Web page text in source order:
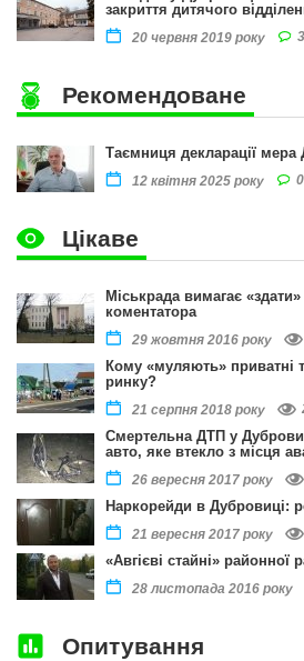
закриття дитячого
20 червня 2019 року 3
Рекомендоване
Таємниця декларації мера
12 квітня 2025 року 0
Цікаве
Міськрада вимагає
коментатора
29 жовтня 2016 року
Кому «муляють» приватні
ринку?
21 серпня 2018 року
Смертельна ДТП у
авто, яке втекло з місця
26 вересня 2017 року
Наркорейди в Дубровиці:
21 вересня 2017 року
«Авгієві стайні» районної
28 листопада 2016 року
Опитування